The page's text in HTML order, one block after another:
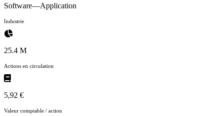
Software—Application
Industrie
25.4 M
Actions en circulation
5,92 €
Valeur comptable / action